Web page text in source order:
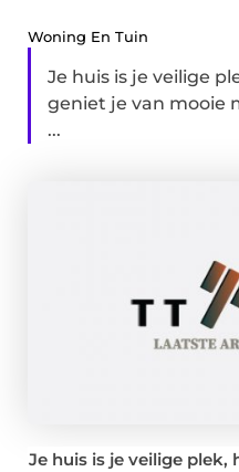
Woning En Tuin
Je huis is je veilige
geniet je van mooie
...
Je huis is je veilige